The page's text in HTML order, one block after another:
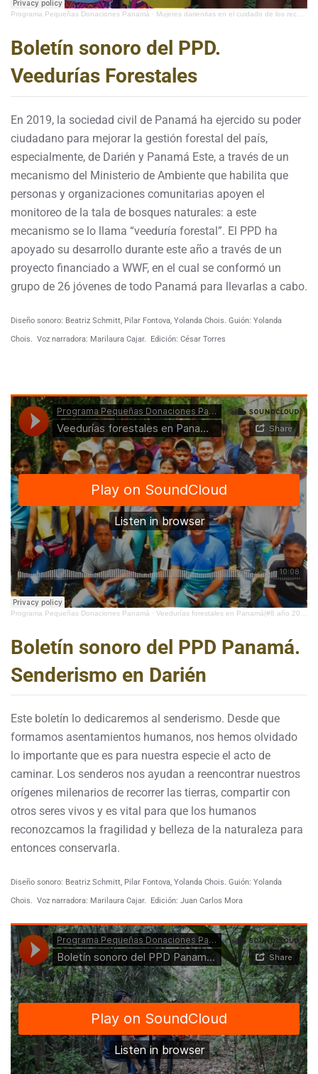
Programa Pequeñas Donaciones Panamá · Mujeres darienitas en el cuidado de los recursos naturales (#9 año 2019)
Boletín sonoro del PPD.
Veedurías Forestales
En 2019, la sociedad civil de Panamá ha ejercido su poder
ciudadano para mejorar la gestión forestal del país,
especialmente, de Darién y Panamá Este, a través de un
mecanismo del Ministerio de Ambiente que habilita que
personas y organizaciones comunitarias apoyen el
monitoreo de la tala de bosques naturales: a este
mecanismo se lo llama “veeduría forestal”. El PPD ha
apoyado su desarrollo durante este año a través de un
proyecto financiado a WWF, en el cual se conformó un
grupo de 26 jóvenes de todo Panamá para llevarlas a cabo.
Diseño sonoro: Beatriz Schmitt, Pilar Fontova, Yolanda Chois. Guión: Yolanda
Chois. Voz narradora: Marilaura Cajar. Edición: César Torres
Programa Pequeñas Donaciones Panamá · Veedurías forestales en Panamá(#8 año 2019)
Boletín sonoro del PPD Panamá.
Senderismo en Darién
Este boletín lo dedicaremos al senderismo. Desde que
formamos asentamientos humanos, nos hemos olvidado
lo importante que es para nuestra especie el acto de
caminar. Los senderos nos ayudan a reencontrar nuestros
orígenes milenarios de recorrer las tierras, compartir con
otros seres vivos y es vital para que los humanos
reconozcamos la fragilidad y belleza de la naturaleza para
entonces conservarla.
Diseño sonoro: Beatriz Schmitt, Pilar Fontova, Yolanda Chois. Guión: Yolanda
Chois. Voz narradora: Marilaura Cajar. Edición: Juan Carlos Mora